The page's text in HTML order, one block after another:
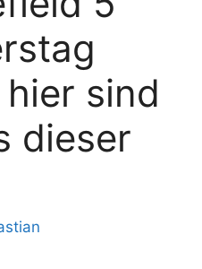
sind
dieser